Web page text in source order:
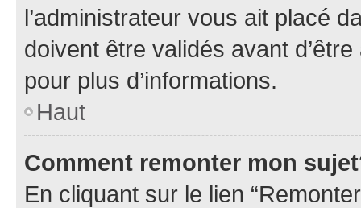
l’administrateur vous ait placé
doivent être validés avant
pour plus d’informations.
Haut
Comment remonter mon
En cliquant sur le lien